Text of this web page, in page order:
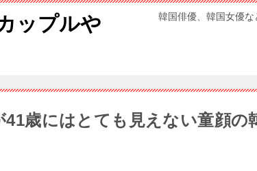
ップルや
韓国俳優、韓国女優
歳にはとても見えない童顔の